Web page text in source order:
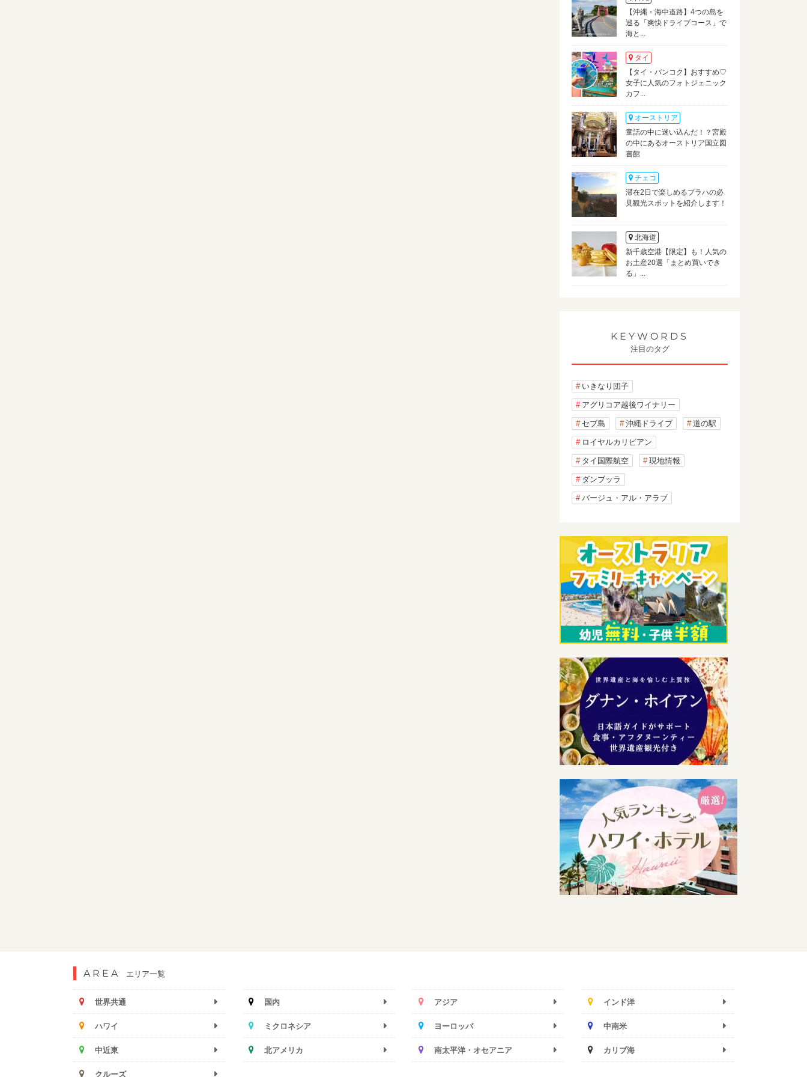
【沖縄・海中道路】4つの島を
巡る「爽快ドライブコース」で
海と...
タイ
【タイ・バンコク】おすすめ♡
女子に人気のフォトジェニック
カフ...
オーストリア
童話の中に迷い込んだ！？宮殿
の中にあるオーストリア国立図
書館
チェコ
滞在2日で楽しめるプラハの必
見観光スポットを紹介します！
北海道
新千歳空港【限定】も！人気の
お土産20選「まとめ買いでき
る」...
KEYWORDS
注目のタグ
いきなり団子
アグリコア越後ワイナリー
セブ島 沖縄ドライブ 道の駅
ロイヤルカリビアン
タイ国際航空 現地情報
ダンブッラ
バージュ・アル・アラブ
AREA エリア一覧
世界共通 国内 アジア インド洋
ハワイ ミクロネシア ヨーロッパ 中南米
中近東 北アメリカ 南太平洋・オセアニア カリブ海
クルーズ